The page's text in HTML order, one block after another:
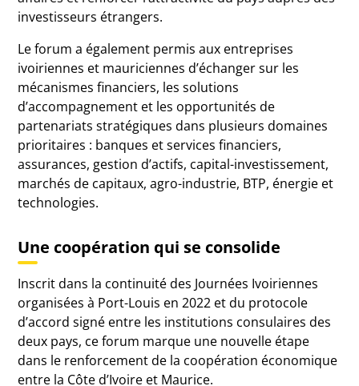
investisseurs étrangers.
Le forum a également permis aux entreprises
ivoiriennes et mauriciennes d’échanger sur les
mécanismes financiers, les solutions
d’accompagnement et les opportunités de
partenariats stratégiques dans plusieurs domaines
prioritaires : banques et services financiers,
assurances, gestion d’actifs, capital-investissement,
marchés de capitaux, agro-industrie, BTP, énergie et
technologies.
Une coopération qui se consolide
Inscrit dans la continuité des Journées Ivoiriennes
organisées à Port-Louis en 2022 et du protocole
d’accord signé entre les institutions consulaires des
deux pays, ce forum marque une nouvelle étape
dans le renforcement de la coopération économique
entre la Côte d’Ivoire et Maurice.